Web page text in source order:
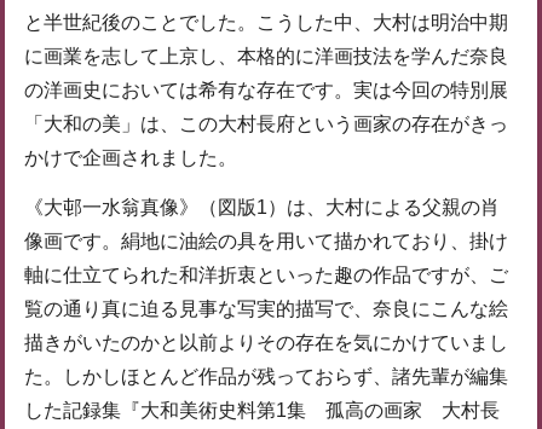
と半世紀後のことでした。こうした中、大村は明治中期
に画業を志して上京し、本格的に洋画技法を学んだ奈良
の洋画史においては希有な存在です。実は今回の特別展
「大和の美」は、この大村長府という画家の存在がきっ
かけで企画されました。
《大邨一水翁真像》（図版1）は、大村による父親の肖
像画です。絹地に油絵の具を用いて描かれており、掛け
軸に仕立てられた和洋折衷といった趣の作品ですが、ご
覧の通り真に迫る見事な写実的描写で、奈良にこんな絵
描きがいたのかと以前よりその存在を気にかけていまし
た。しかしほとんど作品が残っておらず、諸先輩が編集
した記録集『大和美術史料第1集 孤高の画家 大村長